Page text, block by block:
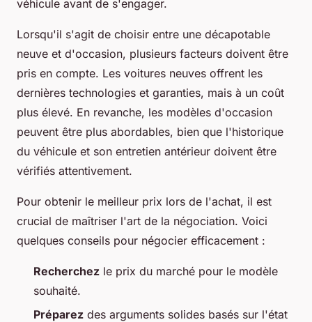
véhicule avant de s'engager.
Lorsqu'il s'agit de choisir entre une décapotable
neuve et d'occasion, plusieurs facteurs doivent être
pris en compte. Les voitures neuves offrent les
dernières technologies et garanties, mais à un coût
plus élevé. En revanche, les modèles d'occasion
peuvent être plus abordables, bien que l'historique
du véhicule et son entretien antérieur doivent être
vérifiés attentivement.
Pour obtenir le meilleur prix lors de l'achat, il est
crucial de maîtriser l'art de la négociation. Voici
quelques conseils pour négocier efficacement :
Recherchez le prix du marché pour le modèle
souhaité.
Préparez des arguments solides basés sur l'état